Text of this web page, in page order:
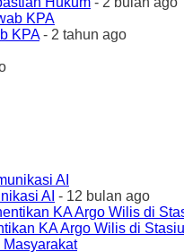
KPA- 2 tahun ago
AI - 12 bulan ago
KA Argo Wilis di